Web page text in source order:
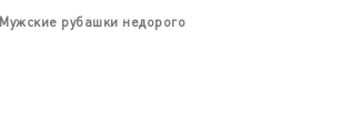
Мужские рубашки недорого